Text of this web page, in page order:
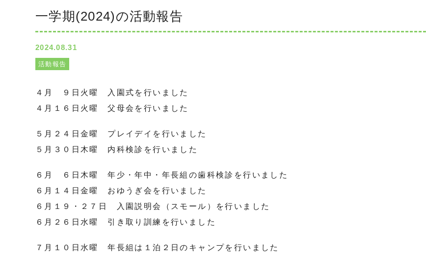
一学期(2024)の活動報告
2024.08.31
活動報告
４月 ９日火曜 入園式を行いました
４月１６日火曜 父母会を行いました
５月２４日金曜 プレイデイを行いました
５月３０日木曜 内科検診を行いました
６月 ６日木曜 年少・年中・年長組の歯科検診を行いました
６月１４日金曜 おゆうぎ会を行いました
６月１９・２７日 入園説明会（スモール）を行いました
６月２６日水曜 引き取り訓練を行いました
７月１０日水曜 年長組は１泊２日のキャンプを行いました